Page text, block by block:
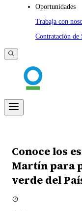
Oportunidades
Trabaja con
Contratación de
Conoce los
Martín para
verde del